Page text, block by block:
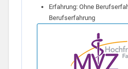
Erfahrung: Ohne
Berufserfahrung